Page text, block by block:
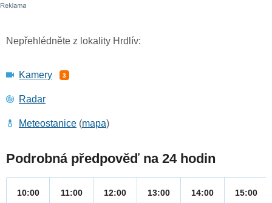
Nepřehlédněte z lokality Hrdlív:
Kamery 3
Radar
Meteostanice (mapa)
Podrobná předpověď na 24 hodin
10:00 11:00 12:00 13:00 14:00 15:00